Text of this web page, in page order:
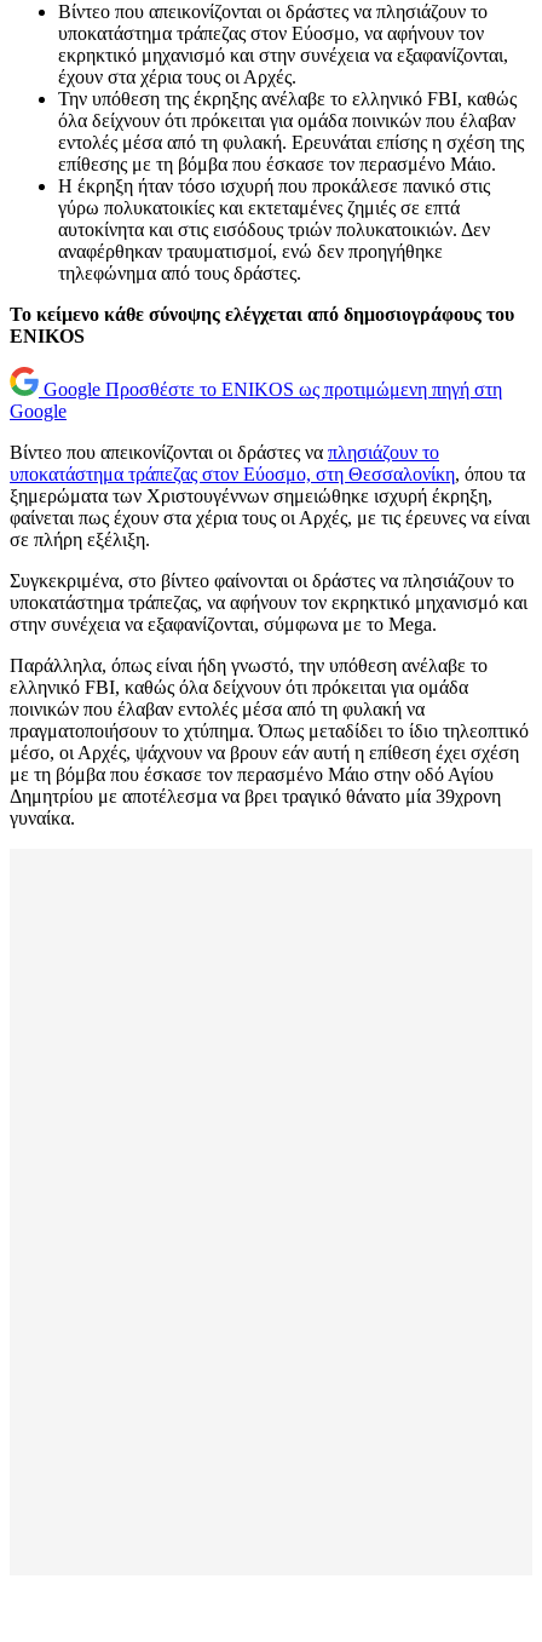
Βίντεο που απεικονίζονται οι δράστες να πλησιάζουν το
υποκατάστημα τράπεζας στον Εύοσμο, να αφήνουν τον
εκρηκτικό μηχανισμό και στην συνέχεια να εξαφανίζονται,
έχουν στα χέρια τους οι Αρχές.
Την υπόθεση της έκρηξης ανέλαβε το ελληνικό FBI, καθώς
όλα δείχνουν ότι πρόκειται για ομάδα ποινικών που έλαβαν
εντολές μέσα από τη φυλακή. Ερευνάται επίσης η σχέση της
επίθεσης με τη βόμβα που έσκασε τον περασμένο Μάιο.
Η έκρηξη ήταν τόσο ισχυρή που προκάλεσε πανικό στις
γύρω πολυκατοικίες και εκτεταμένες ζημιές σε επτά
αυτοκίνητα και στις εισόδους τριών πολυκατοικιών. Δεν
αναφέρθηκαν τραυματισμοί, ενώ δεν προηγήθηκε
τηλεφώνημα από τους δράστες.
Το κείμενο κάθε σύνοψης ελέγχεται από δημοσιογράφους του
ENIKOS
Google Προσθέστε το ENIKOS ως προτιμώμενη πηγή στη
Google
Βίντεο που απεικονίζονται οι δράστες να πλησιάζουν το
υποκατάστημα τράπεζας στον Εύοσμο, στη Θεσσαλονίκη, όπου τα
ξημερώματα των Χριστουγέννων σημειώθηκε ισχυρή έκρηξη,
φαίνεται πως έχουν στα χέρια τους οι Αρχές, με τις έρευνες να είναι
σε πλήρη εξέλιξη.
Συγκεκριμένα, στο βίντεο φαίνονται οι δράστες να πλησιάζουν το
υποκατάστημα τράπεζας, να αφήνουν τον εκρηκτικό μηχανισμό και
στην συνέχεια να εξαφανίζονται, σύμφωνα με το Mega.
Παράλληλα, όπως είναι ήδη γνωστό, την υπόθεση ανέλαβε το
ελληνικό FBI, καθώς όλα δείχνουν ότι πρόκειται για ομάδα
ποινικών που έλαβαν εντολές μέσα από τη φυλακή να
πραγματοποιήσουν το χτύπημα. Όπως μεταδίδει το ίδιο τηλεοπτικό
μέσο, οι Αρχές, ψάχνουν να βρουν εάν αυτή η επίθεση έχει σχέση
με τη βόμβα που έσκασε τον περασμένο Μάιο στην οδό Αγίου
Δημητρίου με αποτέλεσμα να βρει τραγικό θάνατο μία 39χρονη
γυναίκα.